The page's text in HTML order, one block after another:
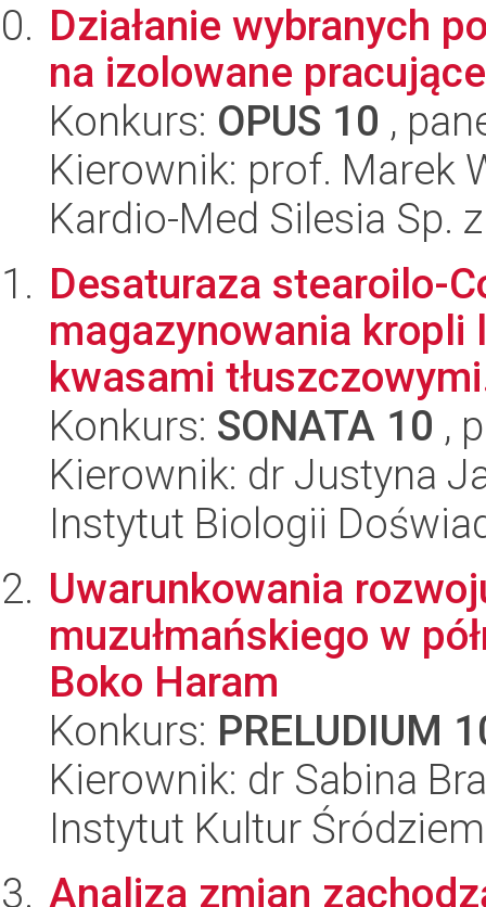
Działanie wybranych
na izolowane
Konkurs: OPUS 10 ,
Kierownik: prof. Marek
Kardio-Med Silesia Sp.
Desaturaza stearoilo-
magazynowania
kwasami
Konkurs: SONATA 10 ,
Kierownik: dr Justyna
Instytut Biologii
Uwarunkowania
muzułmańskiego w
Boko Haram
Konkurs: PRELUDIUM
Kierownik: dr Sabina
Instytut Kultur
Analiza zmian